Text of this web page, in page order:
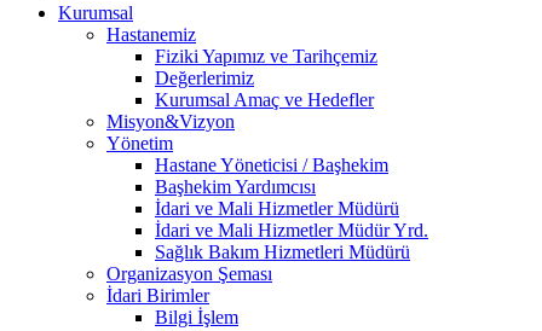
Kurumsal
Hastanemiz
Fiziki Yapımız ve Tarihçemiz
Değerlerimiz
Kurumsal Amaç ve Hedefler
Misyon&Vizyon
Yönetim
Hastane Yöneticisi / Başhekim
Başhekim Yardımcısı
İdari ve Mali Hizmetler Müdürü
İdari ve Mali Hizmetler Müdür Yrd.
Sağlık Bakım Hizmetleri Müdürü
Organizasyon Şeması
İdari Birimler
Bilgi İşlem